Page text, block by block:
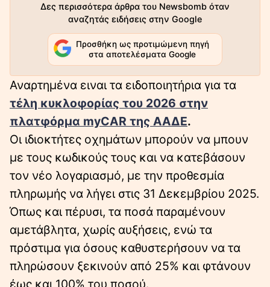
Δες περισσότερα άρθρα του Newsbomb όταν
αναζητάς ειδήσεις στην Google
Προσθήκη ως προτιμώμενη πηγή
στα αποτελέσματα Google
Αναρτημένα ειναι τα ειδοποιητήρια για τα
τέλη κυκλοφορίας του 2026 στην
πλατφόρμα myCAR της ΑΑΔΕ.
Οι ιδιοκτήτες οχημάτων μπορούν να μπουν
με τους κωδικούς τους και να κατεβάσουν
τον νέο λογαριασμό, με την προθεσμία
πληρωμής να λήγει στις 31 Δεκεμβρίου 2025.
Όπως και πέρυσι, τα ποσά παραμένουν
αμετάβλητα, χωρίς αυξήσεις, ενώ τα
πρόστιμα για όσους καθυστερήσουν να τα
πληρώσουν ξεκινούν από 25% και φτάνουν
έως και 100% του ποσού.